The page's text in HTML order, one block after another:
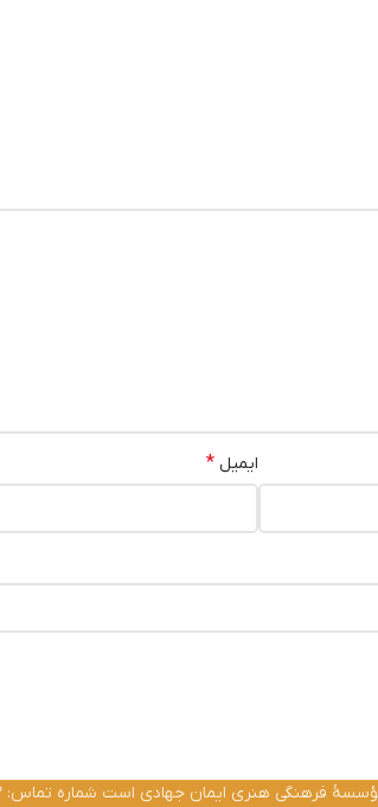
ایمیل *
هنری ایمان جهادی است شماره تماس: 02533551212